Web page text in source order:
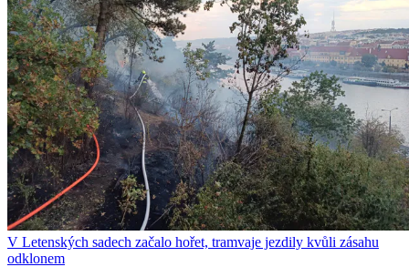
V Letenských sadech začalo hořet, tramvaje jezdily kvůli zásahu
odklonem